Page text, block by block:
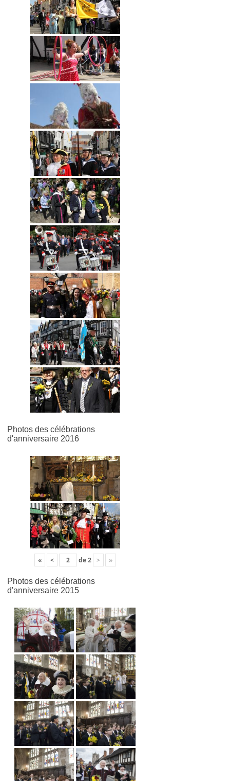
Photos des célébrations
d'anniversaire 2016
« < de2 > »
Photos des célébrations
d'anniversaire 2015